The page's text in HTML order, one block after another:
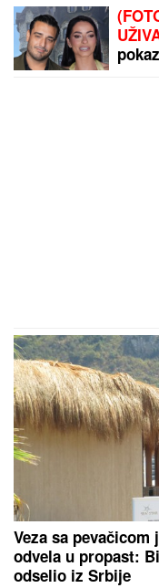
Veza sa
odvela u propast:
odselio iz Srbije